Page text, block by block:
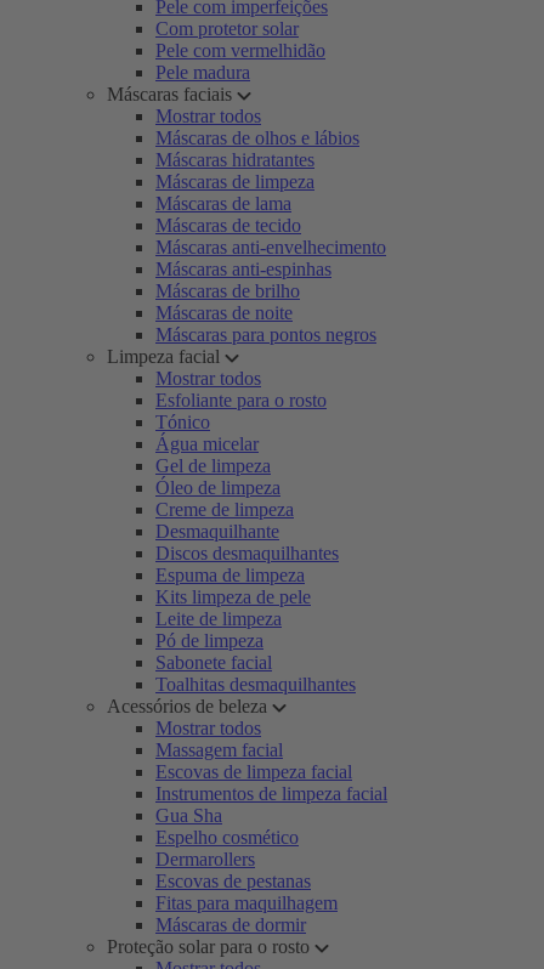
Pele com imperfeições
Com protetor solar
Pele com vermelhidão
Pele madura
Máscaras faciais
Mostrar todos
Máscaras de olhos e lábios
Máscaras hidratantes
Máscaras de limpeza
Máscaras de lama
Máscaras de tecido
Máscaras anti-envelhecimento
Máscaras anti-espinhas
Máscaras de brilho
Máscaras de noite
Máscaras para pontos negros
Limpeza facial
Mostrar todos
Esfoliante para o rosto
Tónico
Água micelar
Gel de limpeza
Óleo de limpeza
Creme de limpeza
Desmaquilhante
Discos desmaquilhantes
Espuma de limpeza
Kits limpeza de pele
Leite de limpeza
Pó de limpeza
Sabonete facial
Toalhitas desmaquilhantes
Acessórios de beleza
Mostrar todos
Massagem facial
Escovas de limpeza facial
Instrumentos de limpeza facial
Gua Sha
Espelho cosmético
Dermarollers
Escovas de pestanas
Fitas para maquilhagem
Máscaras de dormir
Proteção solar para o rosto